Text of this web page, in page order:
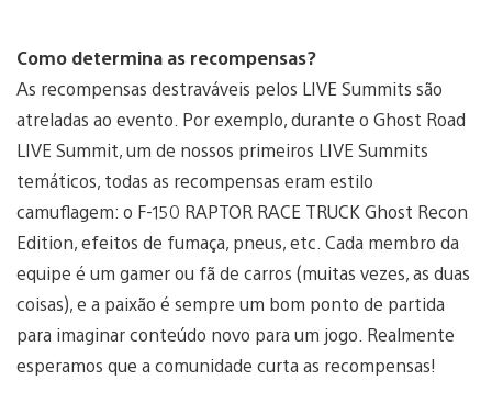
Como determina as recompensas?
As recompensas destraváveis pelos LIVE Summits são
atreladas ao evento. Por exemplo, durante o Ghost Road
LIVE Summit, um de nossos primeiros LIVE Summits
temáticos, todas as recompensas eram estilo
camuflagem: o F-150 RAPTOR RACE TRUCK Ghost Recon
Edition, efeitos de fumaça, pneus, etc. Cada membro da
equipe é um gamer ou fã de carros (muitas vezes, as duas
coisas), e a paixão é sempre um bom ponto de partida
para imaginar conteúdo novo para um jogo. Realmente
esperamos que a comunidade curta as recompensas!